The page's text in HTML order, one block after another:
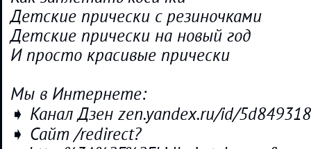
Детские прически с резиночками
Детские прически на новый год
И просто красивые прически
Мы в Интернете:
➧ Канал Дзен zen.yandex.ru/id/
➧ Сайт /redirect?